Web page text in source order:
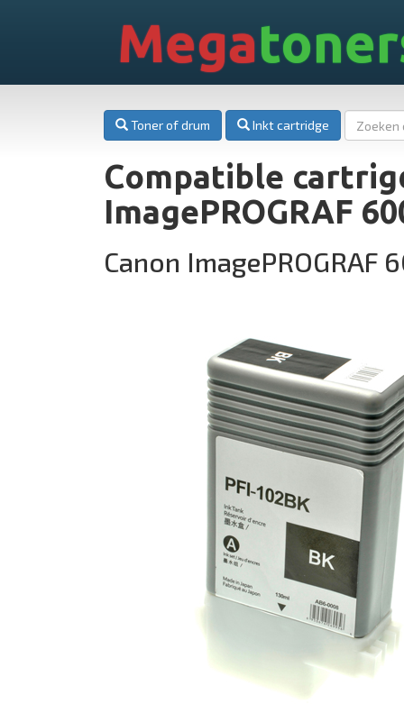
Mega
Toner of drum Inkt cartridge
Compatible
ImagePROGRAF
Canon ImagePROGRAF